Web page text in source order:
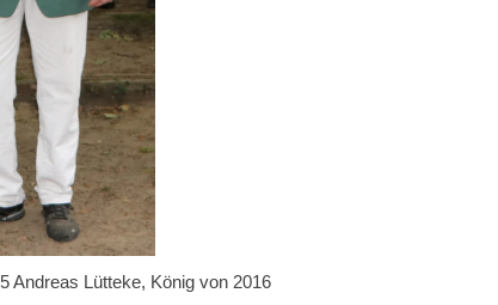
Andreas Lütteke, König von 2016